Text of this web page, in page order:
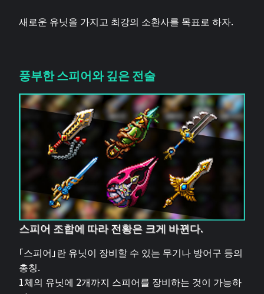
새로운 유닛을 가지고 최강의 소환사를 목표로 하자.
풍부한 스피어와 깊은 전술
스피어 조합에 따라 전황은 크게 바뀐다.
「스피어」란 유닛이 장비할 수 있는 무기나 방어구 등의
총칭.
1체의 유닛에 2개까지 스피어를 장비하는 것이 가능하